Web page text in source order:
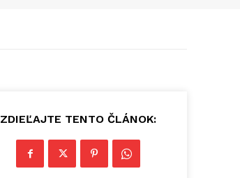
ZDIEĽAJTE TENTO ČLÁNOK: